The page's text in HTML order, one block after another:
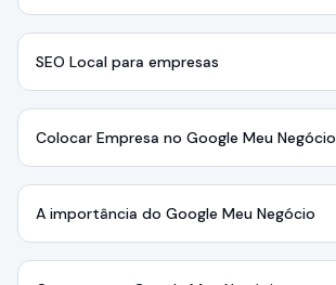
SEO Local para empresas
Colocar Empresa no Google Meu Negócio
A importância do Google Meu Negócio